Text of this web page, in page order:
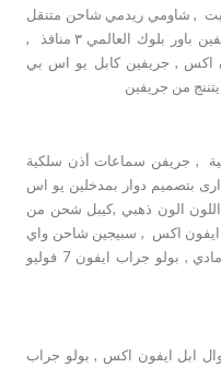
, سامسونج جالاكسي نوت 10 لايت , شاومي ريدمي شاحن متنقل
, جريفين سماعة اذن ابيض , شاحن جريفين باور بلوك العالمي ٣ منافذ ,
اكس , جريفين كابل يو اس بي
من جريفين
, جريفن سماعات أذن سلكية
بتصميم دوار بمدخلين يو اس
الون ذهبي ,كيبل شحن من
ايفون اكس , سبيجين شاحن واي
فاي , بير جير حامل للجوالات بالسيارة رمادي , بولو جراب ايفون 7 فوليو
جراب جوال ابل ايفون اكس , بولو جراب